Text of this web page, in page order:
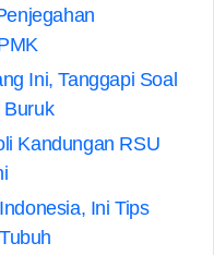
Ini, Tanggapi Soal
Buruk
Kandungan RSU
Ini Tips